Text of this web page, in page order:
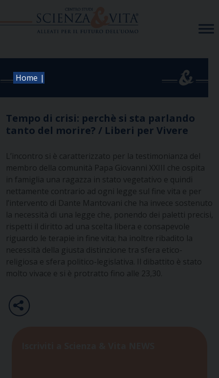
Home |
Tempo di crisi: perchè si sta parlando
tanto del morire? / Liberi per Vivere
L’incontro si è caratterizzato per la testimonianza del
membro della comunità Papa Giovanni XXIII che ospita
in famiglia una ragazza in stato vegetativo e quindi
nettamente contrario ad ogni legge sul fine vita e per
l’intervento di Dante Mantovani che ha invece sostenuto
la necessità di una legge che, ponendo dei paletti precisi,
rispetti il diritto ad una scelta libera e consapevole
riguardo le terapie in fine vita; ha inoltre ribadito la
necessità della giusta distinzione tra sfera etico-
religiosa e sfera politico-legislativa. Il dibattito è stato
molto vivace e si è protratto fino alle 23,30.